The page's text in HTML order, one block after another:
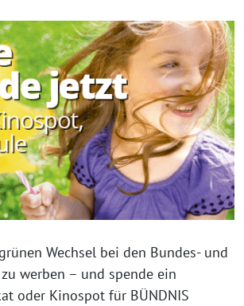
Wechsel bei den Bundes- und
werben – und spende ein
oder Kinospot für BÜNDNIS